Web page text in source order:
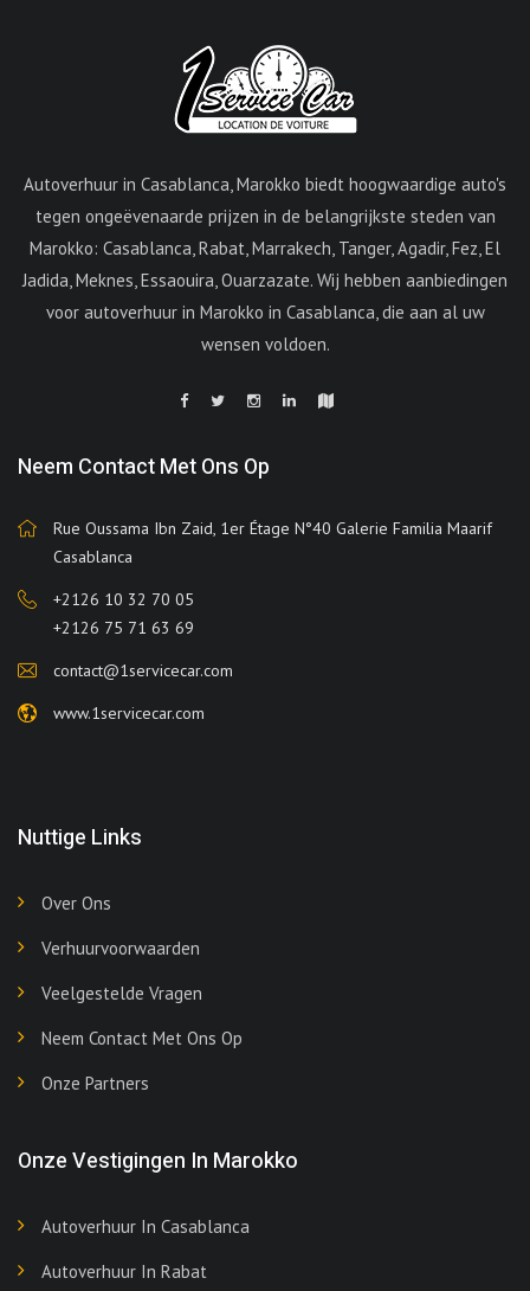
Autoverhuur in Casablanca, Marokko biedt hoogwaardige auto's
tegen ongeëvenaarde prijzen in de belangrijkste steden van
Marokko: Casablanca, Rabat, Marrakech, Tanger, Agadir, Fez, El
Jadida, Meknes, Essaouira, Ouarzazate. Wij hebben aanbiedingen
voor autoverhuur in Marokko in Casablanca, die aan al uw
wensen voldoen.
Neem Contact Met Ons Op
Rue Oussama Ibn Zaid, 1er Étage N°40 Galerie Familia Maarif
Casablanca
+2126 10 32 70 05
+2126 75 71 63 69
contact@1servicecar.com
www.1servicecar.com
Nuttige Links
Over Ons
Verhuurvoorwaarden
Veelgestelde Vragen
Neem Contact Met Ons Op
Onze Partners
Onze Vestigingen In Marokko
Autoverhuur In Casablanca
Autoverhuur In Rabat